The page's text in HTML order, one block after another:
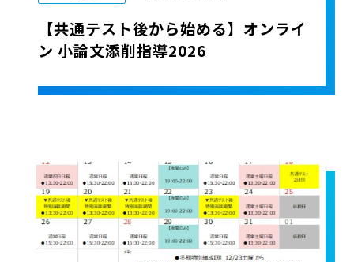
【共通テスト後から始める】オンライ
ン 小論文添削指導2026